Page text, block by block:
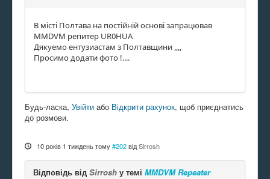
В місті Полтава на постійній основі запрацював
MMDVM репитер UR0HUA
Дякуемо ентузиастам з Полтавщини ,,,,
Просимо додати фото !....
Будь-ласка, Увійти або Відкрити рахунок, щоб приєднатись
до розмови.
10 років 1 тиждень тому #202 відSirrosh
Відповідь від Sirrosh у темі MMDVM Repeater